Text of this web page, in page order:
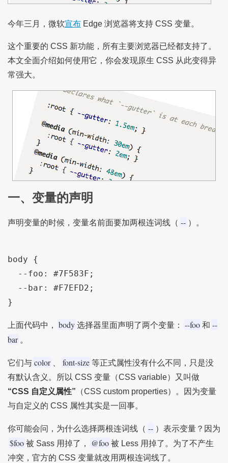
今年三月，微软宣布Edge 浏览器将支持 CSS 变量。
这个重要的 CSS 新功能，所有主要浏览器已经都支持了。
本文全面介绍如何使用它，你会发现原生 CSS 从此变得异
常强大。
一、变量的声明
声明变量的时候，变量名前面要加两根连词线（ -- ）。
body {
上面代码中， body 选择器里面声明了两个变量： --foo 和 --
bar 。
它们与 color font-size 等正式属性没有什么不同，只是没
有默认含义。所以 CSS 变量（CSS variable）又叫做
“CSS 自定义属性” （CSS custom properties）。因为变量
与自定义的 CSS 属性其实是一回事。
你可能会问，为什么选择两根连词线（ -- ）表示变量？因为
$foo 被 Sass 用掉了， @foo 被 Less 用掉了。为了不产生
冲突，官方的 CSS 变量就改用两根连词线了。